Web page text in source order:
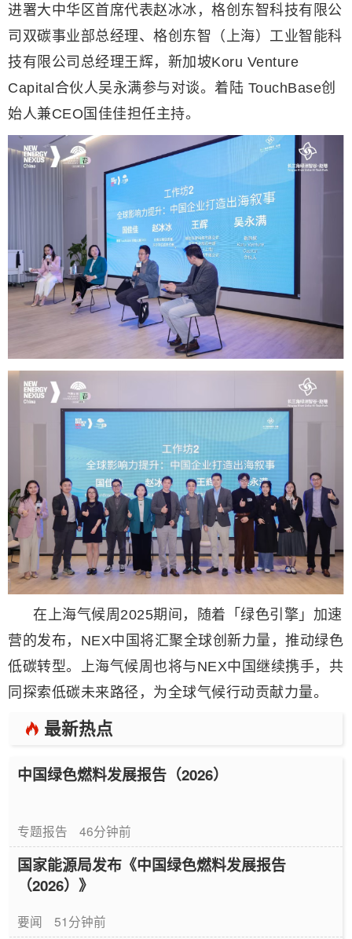
进署大中华区首席代表赵冰冰，格创东智科技有限公
司双碳事业部总经理、格创东智（上海）工业智能科
技有限公司总经理王辉，新加坡Koru Venture
Capital合伙人吴永满参与对谈。着陆 TouchBase创
始人兼CEO国佳佳担任主持。
在上海气候周2025期间，随着「绿色引擎」加速
营的发布，NEX中国将汇聚全球创新力量，推动绿色
低碳转型。上海气候周也将与NEX中国继续携手，共
同探索低碳未来路径，为全球气候行动贡献力量。
最新热点
中国绿色燃料发展报告（2026）
专题报告 46分钟前
国家能源局发布《中国绿色燃料发展报告
（2026）》
要闻 51分钟前